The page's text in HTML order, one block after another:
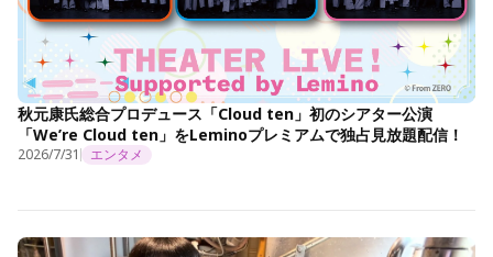
秋元康氏総合プロデュース「Cloud ten」初のシアター公演
「We’re Cloud ten」をLeminoプレミアムで独占見放題配信！
2026/7/31 エンタメ